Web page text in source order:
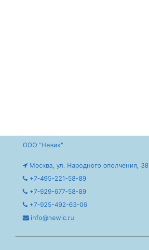
ООО "Невик"
Москва, ул. Народного ополчения, 38
+7-495-221-58-89
+7-929-677-58-89
+7-925-492-63-06
info@newic.ru